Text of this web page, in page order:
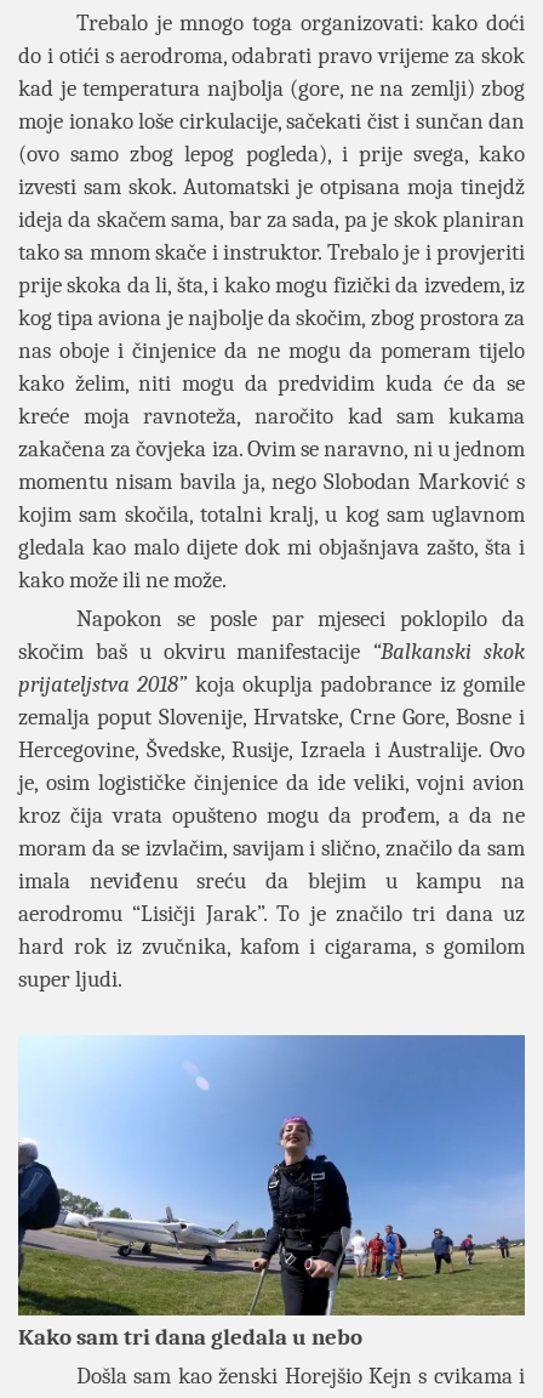
Trebalo je mnogo toga organizovati: kako doći
do i otići s aerodroma, odabrati pravo vrijeme za skok
kad je temperatura najbolja (gore, ne na zemlji) zbog
moje ionako loše cirkulacije, sačekati čist i sunčan dan
(ovo samo zbog lepog pogleda), i prije svega, kako
izvesti sam skok. Automatski je otpisana moja tinejdž
ideja da skačem sama, bar za sada, pa je skok planiran
tako sa mnom skače i instruktor. Trebalo je i provjeriti
prije skoka da li, šta, i kako mogu fizički da izvedem, iz
kog tipa aviona je najbolje da skočim, zbog prostora za
nas oboje i činjenice da ne mogu da pomeram tijelo
kako želim, niti mogu da predvidim kuda će da se
kreće moja ravnoteža, naročito kad sam kukama
zakačena za čovjeka iza. Ovim se naravno, ni u jednom
momentu nisam bavila ja, nego Slobodan Marković s
kojim sam skočila, totalni kralj, u kog sam uglavnom
gledala kao malo dijete dok mi objašnjava zašto, šta i
kako može ili ne može.
Napokon se posle par mjeseci poklopilo da
skočim baš u okviru manifestacije “Balkanski skok
prijateljstva 2018”koja okuplja padobrance iz gomile
zemalja poput Slovenije, Hrvatske, Crne Gore, Bosne i
Hercegovine, Švedske, Rusije, Izraela i Australije. Ovo
je, osim logističke činjenice da ide veliki, vojni avion
kroz čija vrata opušteno mogu da prođem, a da ne
moram da se izvlačim, savijam i slično, značilo da sam
imala neviđenu sreću da blejim u kampu na
aerodromu “Lisičji Jarak”. To je značilo tri dana uz
hard rok iz zvučnika, kafom i cigarama, s gomilom
super ljudi.
Kako sam tri dana gledala u nebo
Došla sam kao ženski Horejšio Kejn s cvikama i